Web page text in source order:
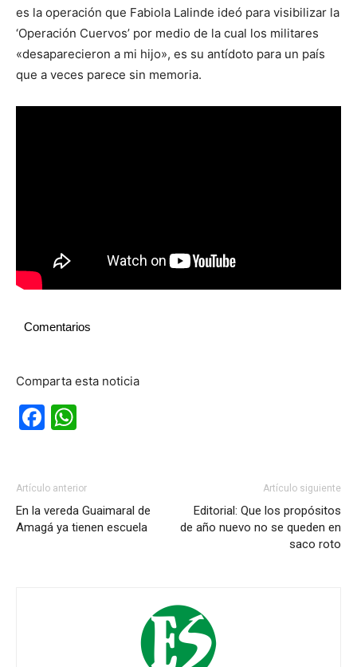
es la operación que Fabiola Lalinde ideó para visibilizar la
‘Operación Cuervos’ por medio de la cual los militares
«desaparecieron a mi hijo», es su antídoto para un país
que a veces parece sin memoria.
Comentarios
Comparta esta noticia
Facebook
Artículo anterior
En la vereda Guaimaral de
Amagá ya tienen escuela
Artículo siguiente
Editorial: Que los propósitos
de año nuevo no se queden en
saco roto